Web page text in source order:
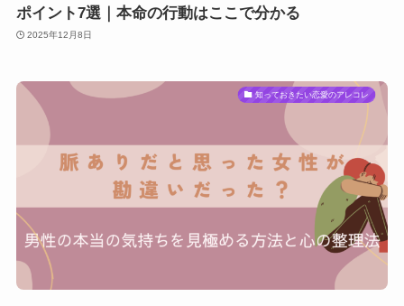
ポイント7選｜本命の行動はここで分かる
2025年12月8日
知っておきたい恋愛のアレコレ